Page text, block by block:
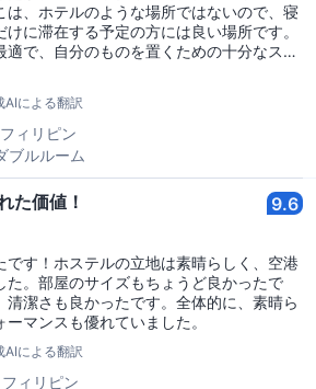
は、ホテルのような場所ではないので、寝
に滞在する予定の方には良い場所です。
適で、自分のものを置くための十分なスペ
の（アテ・チェリー）はとても親切で話
迎する雰囲気があり、何か必要なことがあ
てください、必ず手伝ってくれます。❤️❤️
（MTR駅、観光スポット、バス停、レ
リア）、非常に便利です。
AIによる翻訳
フィリピン
ブルルーム
た価値！ 9.6
です！ホステルの立地は素晴らしく、空港
た。部屋のサイズもちょうど良かったで
清潔さも良かったです。全体的に、素晴ら
マンスも優れていました。
AIによる翻訳
フィリピン